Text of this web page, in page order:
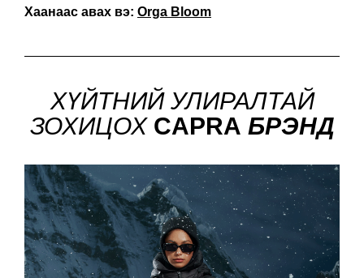
Хаанаас авах вэ: Orga Bloom
ХҮЙТНИЙ УЛИРАЛТАЙ
ЗОХИЦОХ CAPRA БРЭНД